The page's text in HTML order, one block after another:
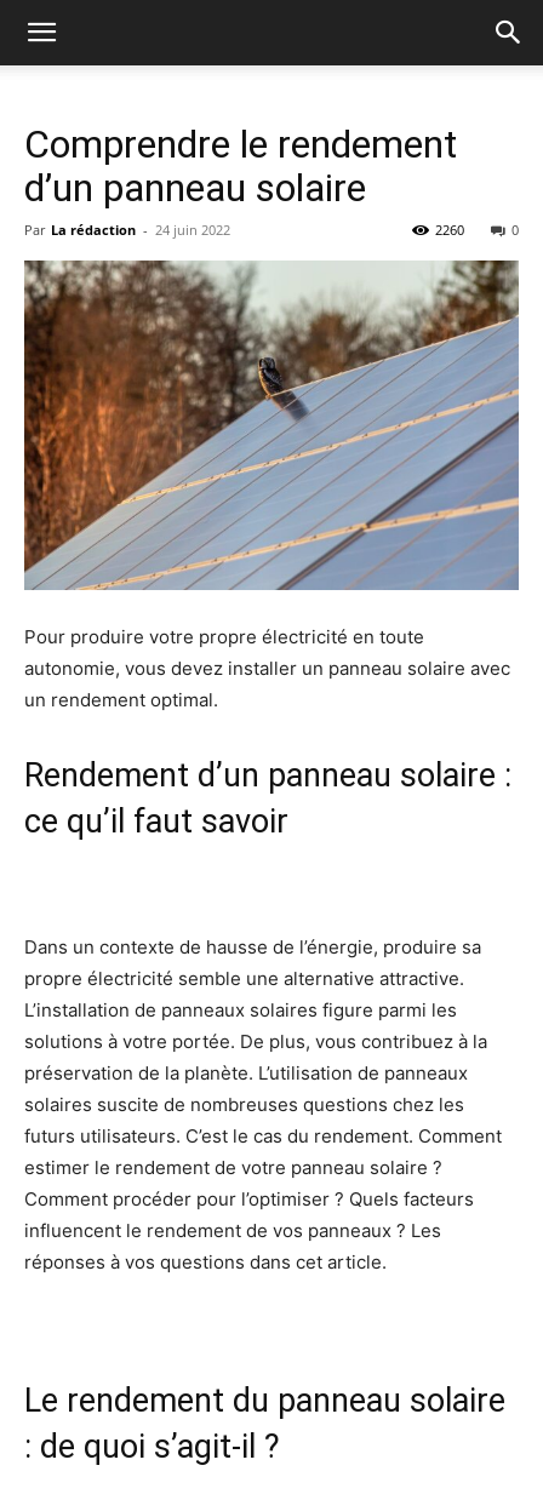
Comprendre le rendement
d’un panneau solaire
Par La rédaction - 24 juin 2022 0
2260
Pour produire votre propre électricité en toute
autonomie, vous devez installer un panneau solaire avec
un rendement optimal.
Rendement d’un panneau solaire :
ce qu’il faut savoir
Dans un contexte de hausse de l’énergie, produire sa
propre électricité semble une alternative attractive.
L’installation de panneaux solaires figure parmi les
solutions à votre portée. De plus, vous contribuez à la
préservation de la planète. L’utilisation de panneaux
solaires suscite de nombreuses questions chez les
futurs utilisateurs. C’est le cas du rendement. Comment
estimer le rendement de votre panneau solaire ?
Comment procéder pour l’optimiser ? Quels facteurs
influencent le rendement de vos panneaux ? Les
réponses à vos questions dans cet article.
Le rendement du panneau solaire
: de quoi s’agit-il ?